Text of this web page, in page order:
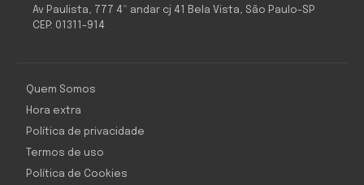
Av Paulista, 777 4º andar cj 41 Bela Vista, São Paulo-SP
CEP: 01311-914
Quem Somos
Hora extra
Política de privacidade
Termos de uso
Política de Cookies